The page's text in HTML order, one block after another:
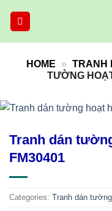
HOME » TRANH
TƯỜNG
Tranh dán
FM30401
Categories: Tranh dán tường